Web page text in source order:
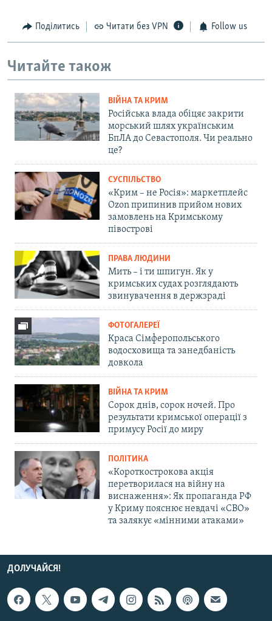
Поділитись Читати без VPN Follow us
Читайте також
ВІЙНА ТА КРИМ
Російська влада обіцяє закрити
морський шлях українським
БпЛА до Севастополя. Чи реально
це?
СУСПІЛЬСТВО
«Крим – не Росія»: маркетплейс
Ozon припинив прийом нових
замовлень на Кримському
півострові
ПРАВА ЛЮДИНИ
Мить – і ти шпигун. Як у
кримських судах розглядають
звинувачення в держзраді
ФОТОГАЛЕРЕЇ
Краса Сімферопольського
водосховища та занедбаність
довкола
ВІЙНА ТА КРИМ
Сорок днів, сорок ночей. Про
результати кримської операції з
примусу Росії до миру
ПОЛІТИКА
«Короткострокова акція
перетворилася на війну на
виснаження»: Як пропаганда РФ
у Криму пояснює невдачі «СВО»
та залякує «мінними атаками»
ДОЛУЧАЙСЯ!